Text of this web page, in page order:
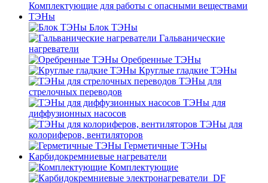
Комплектующие для работы с опасными веществами
ТЭНы
Блок ТЭНы
Гальванические
нагреватели
Оребренные ТЭНы
Круглые гладкие ТЭНы
ТЭНы для
стрелочных переводов
ТЭНы для
диффузионных насосов
ТЭНы для
колориферов, вентиляторов
Герметичные ТЭНы
Карбидокремниевые нагреватели
Комплектующие